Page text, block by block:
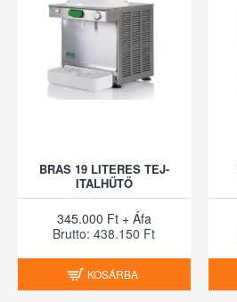
BRAS 19 LITERES TEJ-
ITALHŰTŐ
345.000 Ft + Áfa
Brutto: 438.150 Ft
KOSÁRBA